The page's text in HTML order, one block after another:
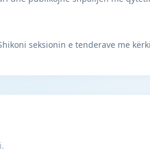
seksionin e tenderave me